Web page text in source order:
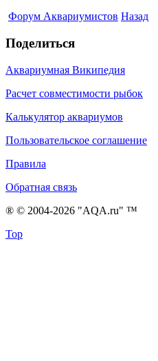
Форум Аквариумистов Назад
Поделиться
Аквариумная Википедия
Расчет совместимости рыбок
Калькулятор аквариумов
Пользовательское соглашение
Правила
Обратная связь
® © 2004-2026 "AQA.ru" ™
Top